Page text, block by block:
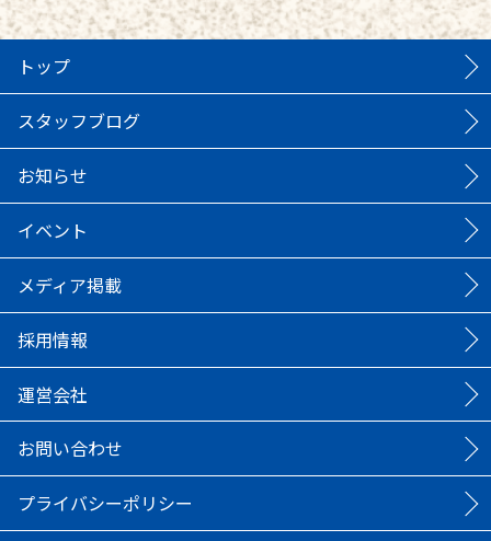
トップ
スタッフブログ
お知らせ
イベント
メディア掲載
採用情報
運営会社
お問い合わせ
プライバシーポリシー